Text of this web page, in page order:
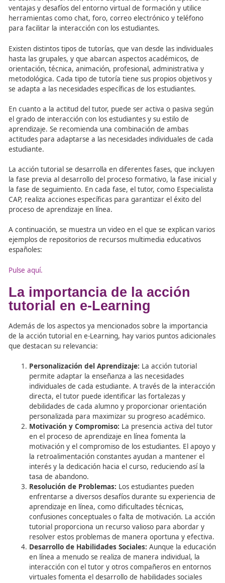
ventajas y desafíos del entorno virtual de formación y
herramientas como chat, foro, correo electrónico y
para facilitar la interacción con los estudiantes.
hasta las grupales, y que abarcan aspectos
orientación, técnica, animación, profesional,
metodológica. Cada tipo de tutoría tiene sus propios
se adapta a las necesidades específicas de los
En cuanto a la actitud del tutor, puede ser activa o
el grado de interacción con los estudiantes y su estilo de
aprendizaje. Se recomienda una combinación de ambas
actitudes para adaptarse a las necesidades individuales
La acción tutorial se desarrolla en diferentes fases, que
la fase previa al desarrollo del proceso formativo, la
la fase de seguimiento. En cada fase, el tutor, como
CAP, realiza acciones específicas para garantizar el
proceso de aprendizaje en línea.
A continuación, se muestra un video en el que se
ejemplos de repositorios de recursos multimedia
españoles:
La importancia de la acción
tutorial en e-Learning
Además de los aspectos ya mencionados sobre la
de la acción tutorial en e-Learning, hay varios puntos
que destacan su relevancia:
Personalización del Aprendizaje:
permite adaptar la enseñanza a las necesidades
individuales de cada estudiante. A través de la
directa, el tutor puede identificar las fortalezas y
debilidades de cada alumno y proporcionar
personalizada para maximizar su progreso
Motivación y Compromiso:La presencia activa
en el proceso de aprendizaje en línea fomenta la
motivación y el compromiso de los estudiantes. El